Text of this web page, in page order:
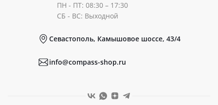
ПН - ПТ: 08:30 – 17:30
СБ - ВС: Выходной
Севастополь, Камышовое шоссе, 43/4
info@compass-shop.ru